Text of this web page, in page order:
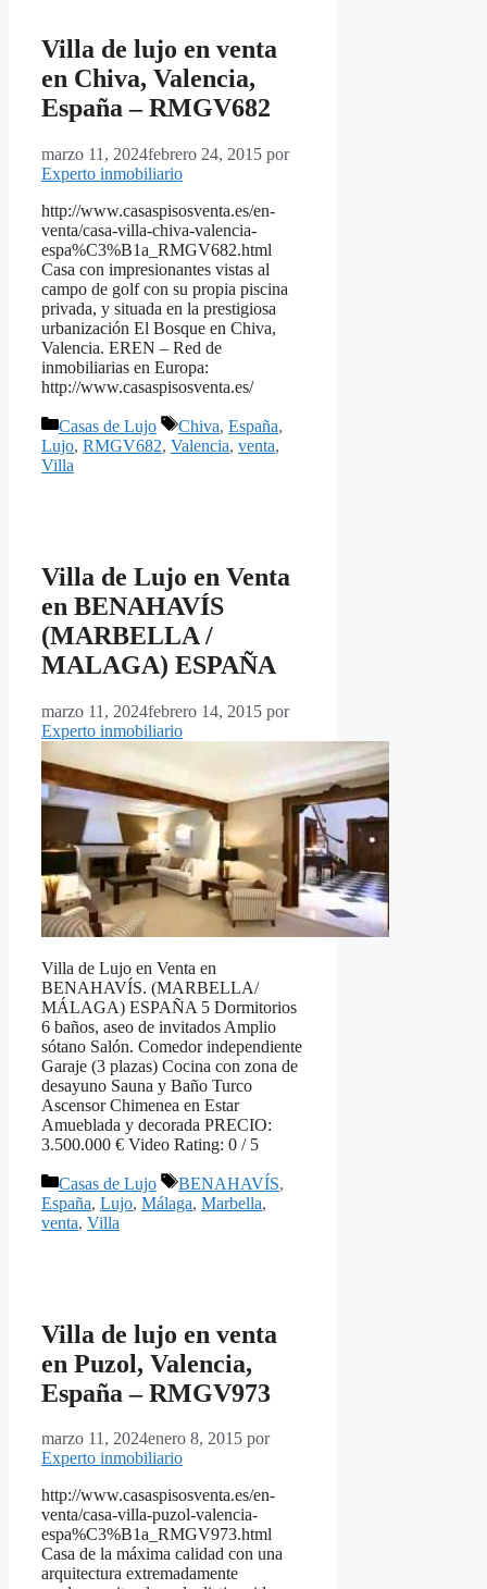
Villa de lujo en venta
en Chiva, Valencia,
España – RMGV682
marzo 11, 2024febrero 24, 2015 por
Experto inmobiliario
http://www.casaspisosventa.es/en-
venta/casa-villa-chiva-valencia-
espa%C3%B1a_RMGV682.html
Casa con impresionantes vistas al
campo de golf con su propia piscina
privada, y situada en la prestigiosa
urbanización El Bosque en Chiva,
Valencia. EREN – Red de
inmobiliarias en Europa:
http://www.casaspisosventa.es/
Categorías
Casas de Lujo Etiquetas
Chiva, España,
Lujo, RMGV682, Valencia, venta,
Villa
Villa de Lujo en Venta
en BENAHAVÍS
(MARBELLA /
MALAGA) ESPAÑA
marzo 11, 2024febrero 14, 2015 por
Experto inmobiliario
Villa de Lujo en Venta en
BENAHAVÍS. (MARBELLA/
MÁLAGA) ESPAÑA 5 Dormitorios
6 baños, aseo de invitados Amplio
sótano Salón. Comedor independiente
Garaje (3 plazas) Cocina con zona de
desayuno Sauna y Baño Turco
Ascensor Chimenea en Estar
Amueblada y decorada PRECIO:
3.500.000 € Video Rating: 0 / 5
Categorías
Casas de Lujo Etiquetas
BENAHAVÍS,
España, Lujo, Málaga, Marbella,
venta, Villa
Villa de lujo en venta
en Puzol, Valencia,
España – RMGV973
marzo 11, 2024enero 8, 2015 por
Experto inmobiliario
http://www.casaspisosventa.es/en-
venta/casa-villa-puzol-valencia-
espa%C3%B1a_RMGV973.html
Casa de la máxima calidad con una
arquitectura extremadamente